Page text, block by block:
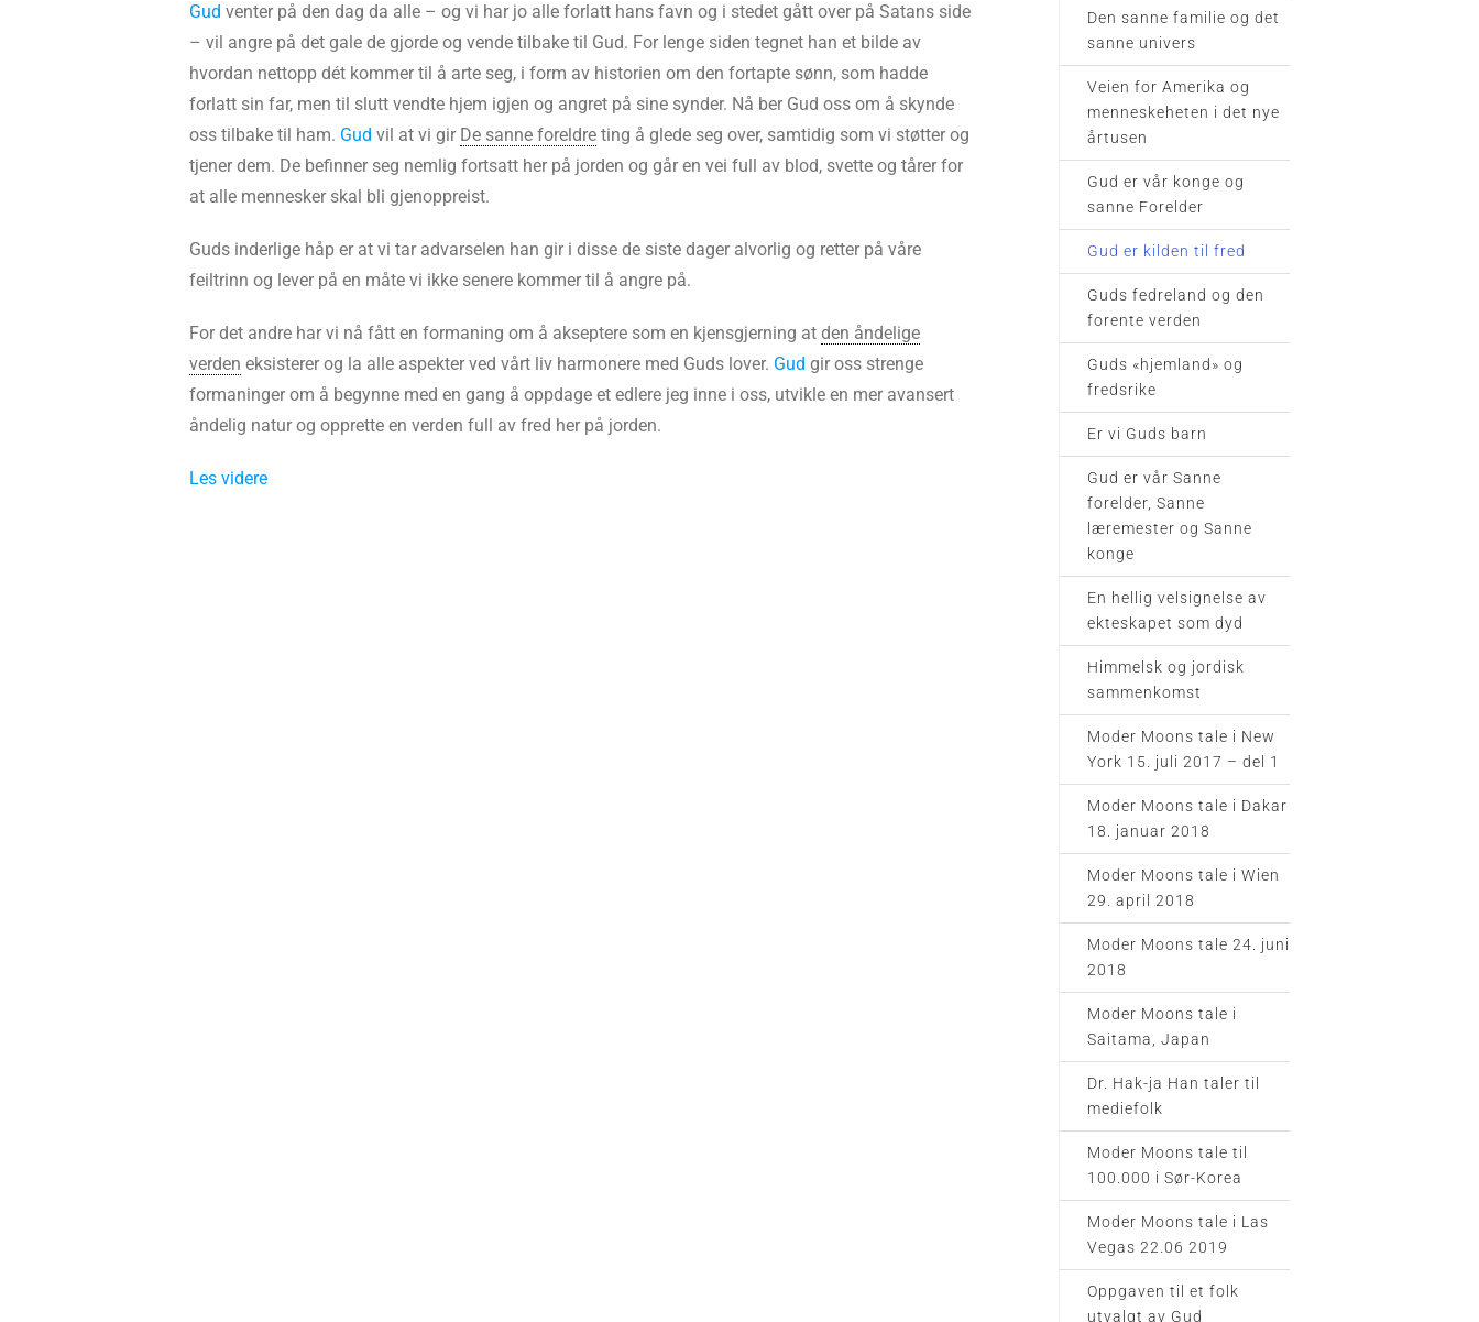
Gud venter på den dag da alle – og vi har jo alle forlatt hans favn og i stedet gått over på Satans side
– vil angre på det gale de gjorde og vende tilbake til Gud. For lenge siden tegnet han et bilde av
hvordan nettopp dét kommer til å arte seg, i form av historien om den fortapte sønn, som hadde
forlatt sin far, men til slutt vendte hjem igjen og angret på sine synder. Nå ber Gud oss om å skynde
oss tilbake til ham. Gud vil at vi gir De sanne foreldre ting å glede seg over, samtidig som vi støtter og
tjener dem. De befinner seg nemlig fortsatt her på jorden og går en vei full av blod, svette og tårer for
at alle mennesker skal bli gjenoppreist.
Guds inderlige håp er at vi tar advarselen han gir i disse de siste dager alvorlig og retter på våre
feiltrinn og lever på en måte vi ikke senere kommer til å angre på.
For det andre har vi nå fått en formaning om å akseptere som en kjensgjerning at den åndelige
verden eksisterer og la alle aspekter ved vårt liv harmonere med Guds lover. Gud gir oss strenge
formaninger om å begynne med en gang å oppdage et edlere jeg inne i oss, utvikle en mer avansert
åndelig natur og opprette en verden full av fred her på jorden.
Les videre
Den sanne familie og det
sanne univers
Veien for Amerika og
menneskeheten i det nye
årtusen
Gud er vår konge og
sanne Forelder
Gud er kilden til fred
Guds fedreland og den
forente verden
Guds «hjemland» og
fredsrike
Er vi Guds barn
Gud er vår Sanne
forelder, Sanne
læremester og Sanne
konge
En hellig velsignelse av
ekteskapet som dyd
Himmelsk og jordisk
sammenkomst
Moder Moons tale i New
York 15. juli 2017 – del 1
Moder Moons tale i Dakar
18. januar 2018
Moder Moons tale i Wien
29. april 2018
Moder Moons tale 24. juni
2018
Moder Moons tale i
Saitama, Japan
Dr. Hak-ja Han taler til
mediefolk
Moder Moons tale til
100.000 i Sør-Korea
Moder Moons tale i Las
Vegas 22.06 2019
Oppgaven til et folk
utvalgt av Gud